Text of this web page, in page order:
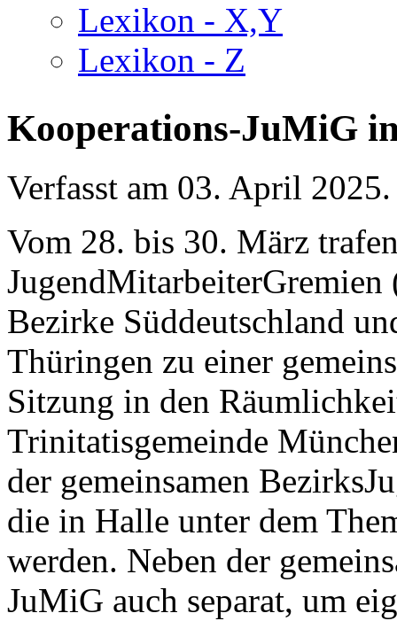
Lexikon - X,Y
Lexikon - Z
Kooperations-JuMiG
Verfasst am 03. April 2025.
Vom 28. bis 30. März
JugendMitarbeiterGremien
Bezirke Süddeutschland
Thüringen zu einer
Sitzung in den
Trinitatisgemeinde
der gemeinsamen
die in Halle unter dem
werden. Neben der
JuMiG auch separat, um